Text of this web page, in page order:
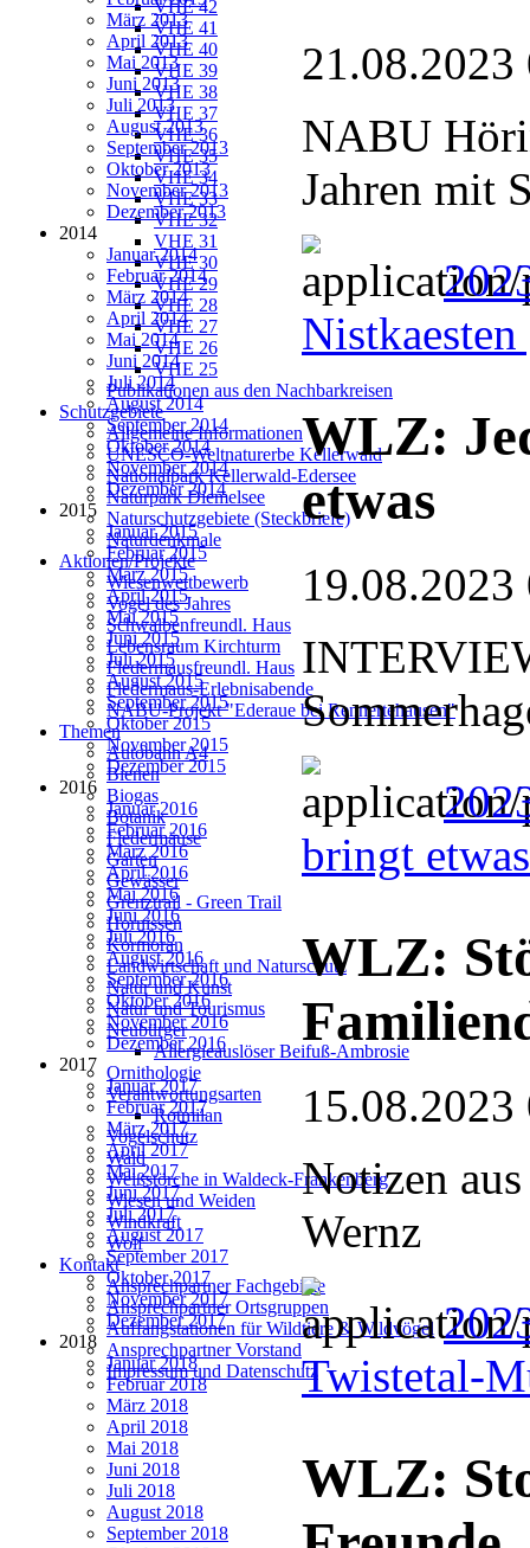
VHE 42
VHE 41
VHE 40
VHE 39
VHE 38
VHE 37
VHE 36
VHE 35
VHE 34
VHE 33
VHE 32
VHE 31
VHE 30
VHE 29
VHE 28
VHE 27
VHE 26
VHE 25
Publikationen aus den Nachbarkreisen
Schutzgebiete
Allgemeine Informationen
UNESCO-Weltnaturerbe Kellerwald
Nationalpark Kellerwald-Edersee
Naturpark Diemelsee
Naturschutzgebiete (Steckbriefe)
Naturdenkmale
Aktionen/Projekte
Wiesenwettbewerb
Vogel des Jahres
Schwalbenfreundl. Haus
Lebensraum Kirchturm
Fledermausfreundl. Haus
Fledermaus-Erlebnisabende
NABU-Projekt "Ederaue bei Rennertehausen"
Themen
Autobahn A4
Bienen
Biogas
Botanik
Fledermäuse
Garten
Gewässer
Grenztrail - Green Trail
Hornissen
Kormoran
Landwirtschaft und Naturschutz
Natur und Kunst
Natur und Tourismus
Neubürger
Allergieauslöser Beifuß-Ambrosie
Ornithologie
Verantwortungsarten
Rotmilan
Vogelschutz
Wald
Weißstörche in Waldeck-Frankenberg
Wiesen und Weiden
Windkraft
Wolf
Kontakt
Ansprechpartner Fachgebiete
Ansprechpartner Ortsgruppen
Auffangstationen für Wildtiere & Wildvögel
Ansprechpartner Vorstand
Impressum und Datenschutz
März 2013
April 2013
Mai 2013
Juni 2013
Juli 2013
August 2013
September 2013
Oktober 2013
November 2013
Dezember 2013
2014
Januar 2014
Februar 2014
März 2014
April 2014
Mai 2014
Juni 2014
Juli 2014
August 2014
September 2014
Oktober 2014
November 2014
Dezember 2014
2015
Januar 2015
Februar 2015
März 2015
April 2015
Mai 2015
Juni 2015
Juli 2015
August 2015
September 2015
Oktober 2015
November 2015
Dezember 2015
2016
Januar 2016
Februar 2016
März 2016
April 2016
Mai 2016
Juni 2016
Juli 2016
August 2016
September 2016
Oktober 2016
November 2016
Dezember 2016
2017
Januar 2017
Februar 2017
März 2017
April 2017
Mai 2017
Juni 2017
Juli 2017
August 2017
September 2017
Oktober 2017
November 2017
Dezember 2017
2018
Januar 2018
Februar 2018
März 2018
April 2018
Mai 2018
Juni 2018
Juli 2018
August 2018
September 2018
21.08.2023
NABU
Jahren mit
WLZ:
etwas
19.08.2023
bringt
WLZ:
15.08.2023
Notizen
Wernz
Twistetal-
WLZ: